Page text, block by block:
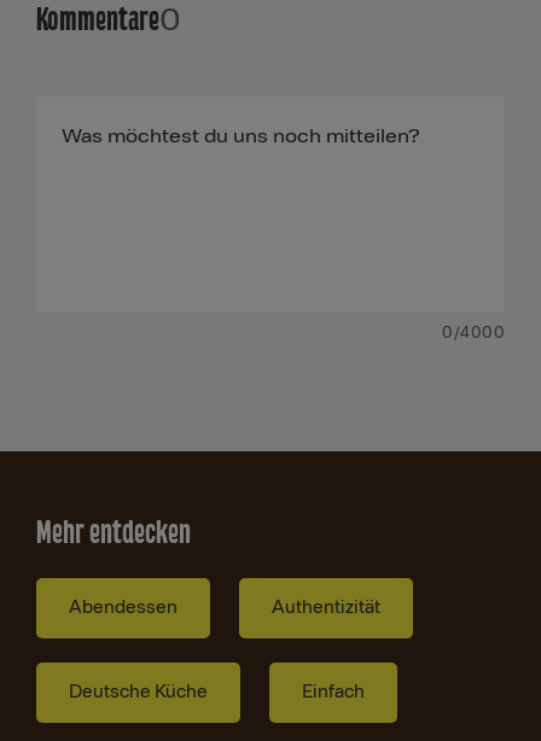
Kommentare0
0 /4000
Mehr entdecken
Abendessen Authentizität
Deutsche Küche Einfach